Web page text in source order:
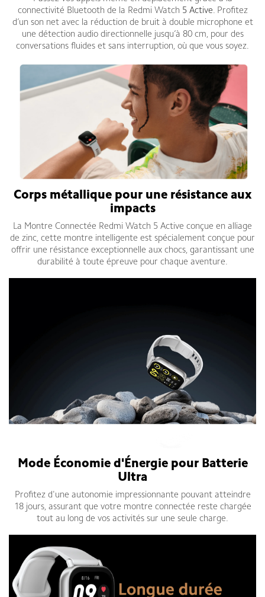
connectivité Bluetooth de la Redmi Watch 5 Active. Profitez
d’un son net avec la réduction de bruit à double microphone et
une détection audio directionnelle jusqu’à 80 cm, pour des
conversations fluides et sans interruption, où que vous soyez.
Corps métallique pour une résistance aux
impacts
La Montre Connectée Redmi Watch 5 Active conçue en alliage
de zinc, cette montre intelligente est spécialement conçue pour
offrir une résistance exceptionnelle aux chocs, garantissant une
durabilité à toute épreuve pour chaque aventure.
Mode Économie d'Énergie pour Batterie
Ultra
Profitez d'une autonomie impressionnante pouvant atteindre
18 jours, assurant que votre montre connectée reste chargée
tout au long de vos activités sur une seule charge.